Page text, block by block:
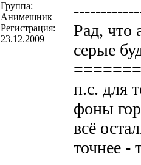
Группа:
Анимешник
Регистрация:
23.12.2009
Рад, что
серые
п.с. для
фоны
всё
точнее -